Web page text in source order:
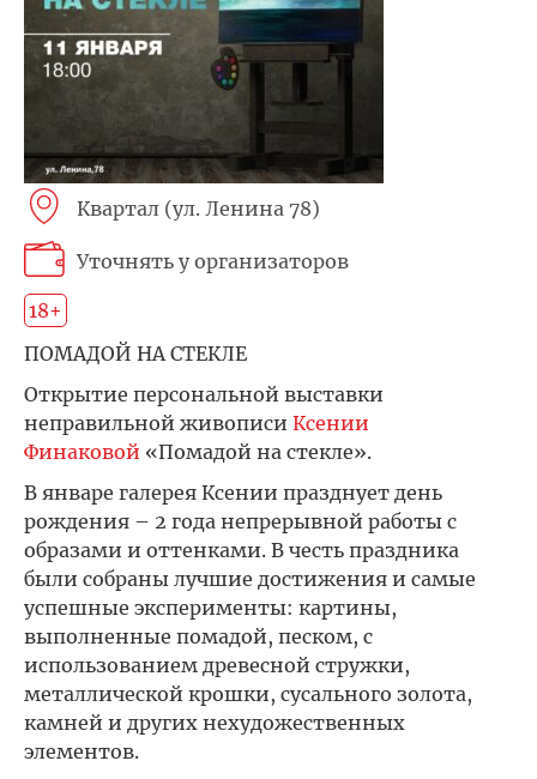
Квартал (ул. Ленина 78)
Уточнять у организаторов
18+
ПОМАДОЙ НА СТЕКЛЕ
Открытие персональной выставки
неправильной живописи Ксении
Финаковой «Помадой на стекле».
В январе галерея Ксении празднует день
рождения – 2 года непрерывной работы с
образами и оттенками. В честь праздника
были собраны лучшие достижения и самые
успешные эксперименты: картины,
выполненные помадой, песком, с
использованием древесной стружки,
металлической крошки, сусального золота,
камней и других нехудожественных
элементов.